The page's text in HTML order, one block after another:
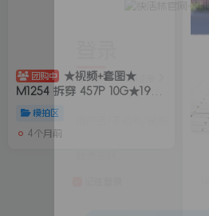
团购中
★视频+套图★
M1254 拆穿 457P 10G★19G
4K 雅芸
模拍区
4个月前
没有账号？立即注册